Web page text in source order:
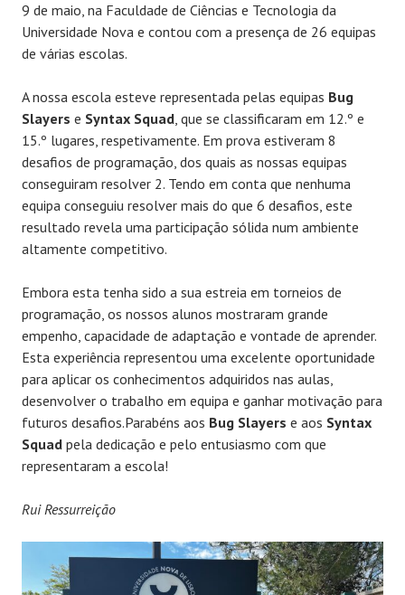
9 de maio, na Faculdade de Ciências e Tecnologia da
Universidade Nova e contou com a presença de 26 equipas
de várias escolas.
A nossa escola esteve representada pelas equipas Bug
Slayers e Syntax Squad, que se classificaram em 12.º e
15.º lugares, respetivamente. Em prova estiveram 8
desafios de programação, dos quais as nossas equipas
conseguiram resolver 2. Tendo em conta que nenhuma
equipa conseguiu resolver mais do que 6 desafios, este
resultado revela uma participação sólida num ambiente
altamente competitivo.
Embora esta tenha sido a sua estreia em torneios de
programação, os nossos alunos mostraram grande
empenho, capacidade de adaptação e vontade de aprender.
Esta experiência representou uma excelente oportunidade
para aplicar os conhecimentos adquiridos nas aulas,
desenvolver o trabalho em equipa e ganhar motivação para
futuros desafios.Parabéns aos Bug Slayers e aos Syntax
Squad pela dedicação e pelo entusiasmo com que
representaram a escola!
Rui Ressurreição